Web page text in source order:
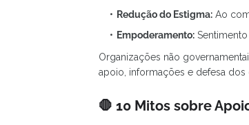
Redução do Estigma: Ao
Empoderamento:
Organizações não
apoio, informações e defesa dos
🛑 10 Mitos sobre